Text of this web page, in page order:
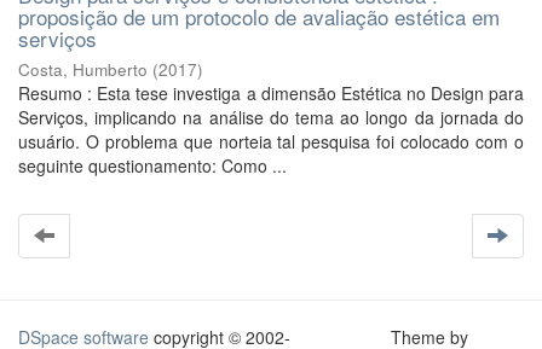
proposição de um protocolo de avaliação estética em
serviços
Costa, Humberto (2017)
Resumo : Esta tese investiga a dimensão Estética no Design para
Serviços, implicando na análise do tema ao longo da jornada do
usuário. O problema que norteia tal pesquisa foi colocado com o
seguinte questionamento: Como ...
DSpace software copyright © 2002- Theme by